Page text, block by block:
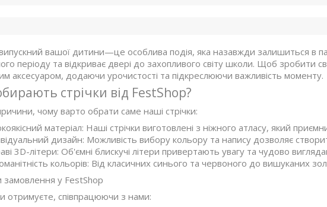
вашої дитини—це особлива подія, яка назавжди залишиться в
періоду та відкриває двері до захопливого світу школи. Щоб зробити
аксесуаром, додаючи урочистості та підкреслюючи важливість моменту.
стрічки від FestShop?
чому варто обрати саме наші стрічки:
матеріал: Наші стрічки виготовлені з ніжного атласу, який
дизайн: Можливість вибору кольору та напису дозволяє
3D-літери: Об'ємні блискучі літери привертають увагу та чудово
кольорів: Від класичних синього та червоного до вишуканих
замовлення у FestShop
отримуєте, співпрацюючи з нами: